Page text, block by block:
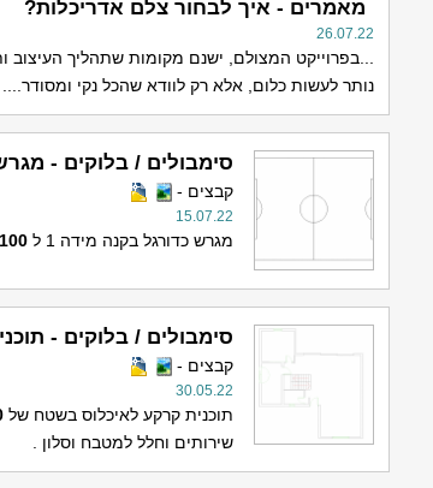
מאמרים - איך לבחור צלם אדריכלות?
26.07.22
...בפרוייקט המצולם, ישנם מקומות שתהליך העיצוב
נותר לעשות כלום, אלא רק לוודא שהכל נקי ומסודר....
סימבולים / בלוקים - מגרש
קבצים -
15.07.22
מגרש כדורגל בקנה מידה 1 ל 100
סימבולים / בלוקים - תוכנית
קבצים -
30.05.22
תוכנית קרקע לאיכלוס בשטח של
שירותים וחלל למטבח וסלון .